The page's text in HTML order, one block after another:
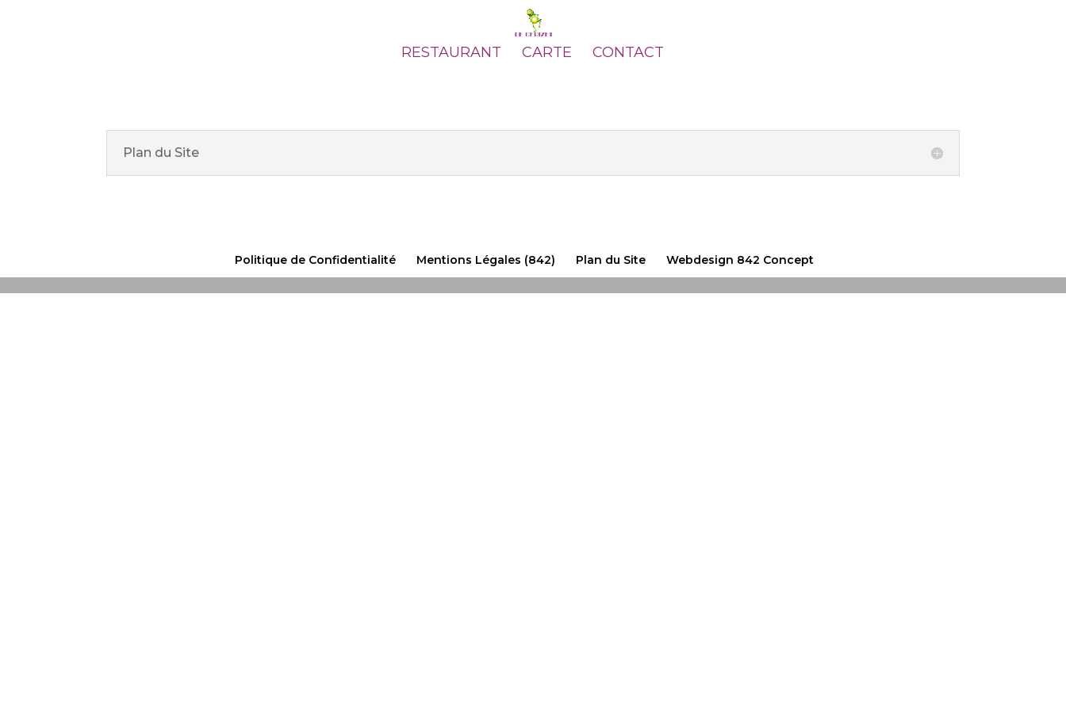
RESTAURANT CARTE CONTACT
Plan du Site
Politique de Confidentialité Mentions Légales (842) Plan du Site Webdesign 842 Concept